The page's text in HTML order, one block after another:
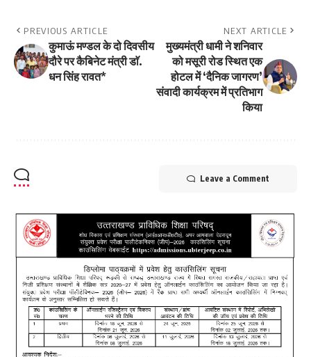
PREVIOUS ARTICLE
कुमाऊं मण्डल के दो दिवसीय
दौरे पर कैबिनेट मंत्री डाॅ.
धन सिंह रावत*
NEXT ARTICLE
मुख्यमंत्री धामी ने शनिवार
को मसूरी रोड स्थित एक
होटल में ‘दैनिक जागरण’
संवादी कार्यक्रम में प्रतिभाग
किया
Leave a Comment